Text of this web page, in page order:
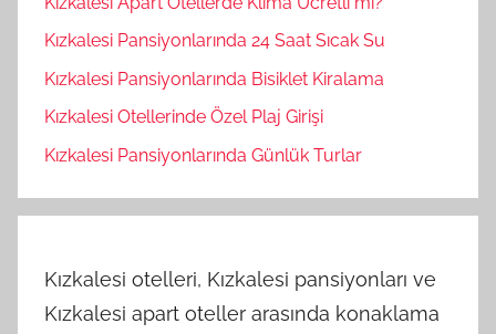
Kızkalesi Pansiyonlarında 24 Saat Sıcak Su
Kızkalesi Pansiyonlarında Bisiklet Kiralama
Kızkalesi Otellerinde Özel Plaj Girişi
Kızkalesi Pansiyonlarında Günlük Turlar
Kızkalesi otelleri, Kızkalesi pansiyonları ve
Kızkalesi apart oteller arasında konaklama